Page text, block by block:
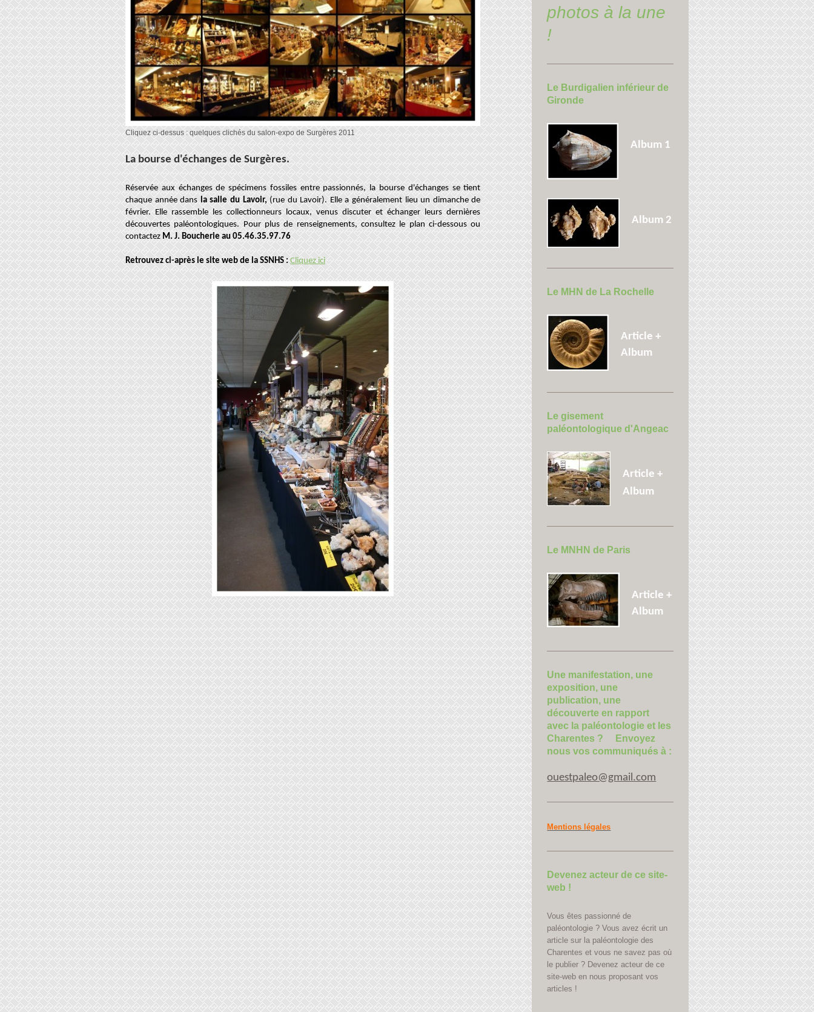
Cliquez ci-dessus : quelques clichés du salon-expo de Surgères 2011
La bourse d'échanges de Surgères.
Réservée aux échanges de spécimens fossiles entre passionnés, la bourse d'échanges se tient
chaque année dansla salle du Lavoir,(rue du Lavoir). Elle a généralement lieu un dimanche de
février. Elle rassemble les collectionneurs locaux, venus discuter et échanger leurs dernières
découvertes paléontologiques. Pour plus de renseignements, consultez le plan ci-dessous ou
contactezM. J. Boucherie au 05.46.35.97.76
Retrouvez ci-après le site web de la SSNHS :Cliquez ici
photos à la une
!
Le Burdigalien inférieur de
Gironde
Album 1
Album 2
Le MHN de La Rochelle
Article +
Album
Le gisement
paléontologique d'Angeac
Article +
Album
Le MNHN de Paris
Article +
Album
Une manifestation, une
exposition, une
publication, une
découverte en rapport
avec la paléontologie et les
Charentes ? Envoyez
nous vos communiqués à :
ouestpaleo@gmail.com
Mentions légales
Devenez acteur de ce site-
web !
Vous êtes passionné de
paléontologie ? Vous avez écrit un
article sur la paléontologie des
Charentes et vous ne savez pas où
le publier ? Devenez acteur de ce
site-web en nous proposant vos
articles !